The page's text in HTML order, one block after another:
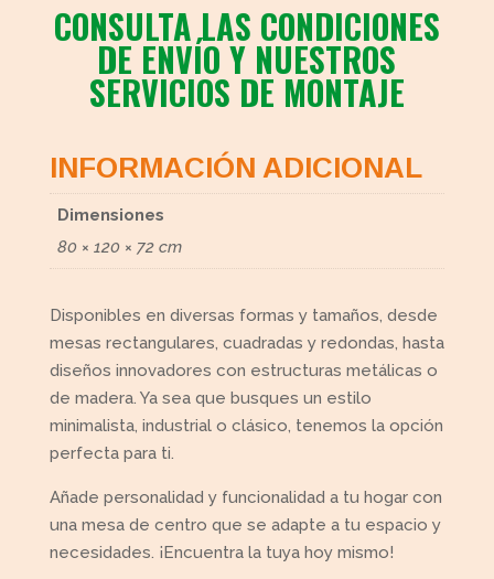
CONSULTA LAS CONDICIONES
DE ENVÍO Y NUESTROS
SERVICIOS DE MONTAJE
INFORMACIÓN ADICIONAL
Dimensiones
80 × 120 × 72 cm
Disponibles en diversas formas y tamaños, desde
mesas rectangulares, cuadradas y redondas, hasta
diseños innovadores con estructuras metálicas o
de madera. Ya sea que busques un estilo
minimalista, industrial o clásico, tenemos la opción
perfecta para ti.
Añade personalidad y funcionalidad a tu hogar con
una mesa de centro que se adapte a tu espacio y
necesidades. ¡Encuentra la tuya hoy mismo!